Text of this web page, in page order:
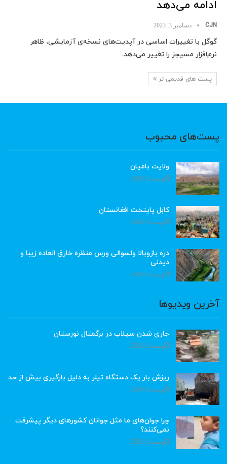
ادامه می‌دهد
CJN دسامبر 3, 2023
گوگل با تغییرات اساسی در آپدیت‌های نسخه‌ی آزمایشی، ظاهر
نرم‌افزار مسیجز را تغییر می‌دهد.
پست های قدیمی تر
پست‌های محبوب
ولایت بامیان
آگوست 6, 2026
کابل پایتخت افغانستان
آگوست 6, 2026
دره بازوبالا ولسوالی ورس منظره خارق العاده زیبا و
دیدنی
آگوست 6, 2026
آخرین ویدیوها
جاری شدن سیلاب در برگمتال نورستان
آگوست 6, 2026
ریزش بار یک دستگاه تیلر به دلیل بارگیری بیش از حد
آگوست 6, 2026
چرا جوان‌های ما مثل جوانان کشورهای دیگر پیشرفت
نمی‌کنند؟
آگوست 6, 2026